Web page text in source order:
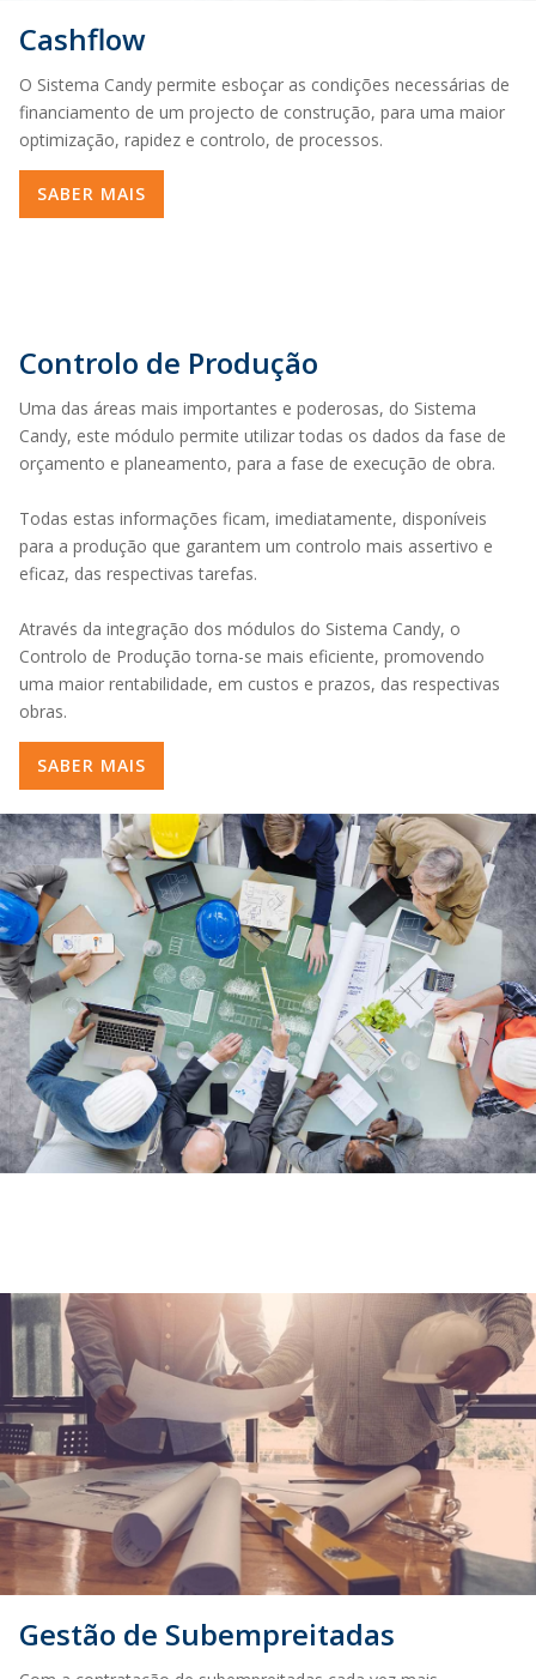
Cashflow
O Sistema Candy permite esboçar as condições necessárias de
financiamento de um projecto de construção, para uma maior
optimização, rapidez e controlo, de processos.
SABER MAIS
Controlo de Produção
Uma das áreas mais importantes e poderosas, do Sistema
Candy, este módulo permite utilizar todas os dados da fase de
orçamento e planeamento, para a fase de execução de obra.
Todas estas informações ficam, imediatamente, disponíveis
para a produção que garantem um controlo mais assertivo e
eficaz, das respectivas tarefas.
Através da integração dos módulos do Sistema Candy, o
Controlo de Produção torna-se mais eficiente, promovendo
uma maior rentabilidade, em custos e prazos, das respectivas
obras.
SABER MAIS
Gestão de Subempreitadas